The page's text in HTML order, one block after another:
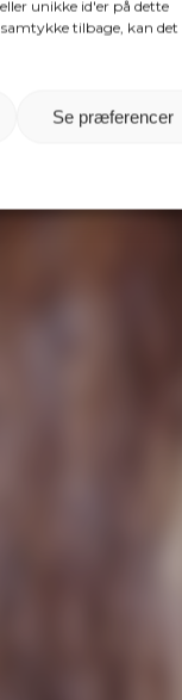
unikke id'er på dette
tilbage, kan det
Se præferencer